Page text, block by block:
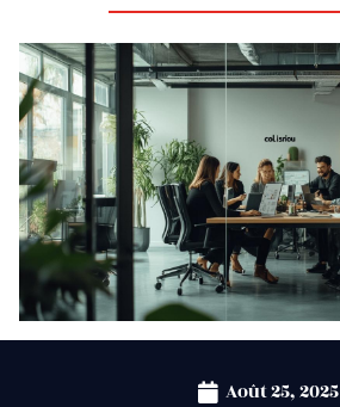
Août 25, 2025